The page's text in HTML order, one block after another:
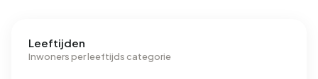
Energie
Leeftijden
Inwoners per leeftijds categorie